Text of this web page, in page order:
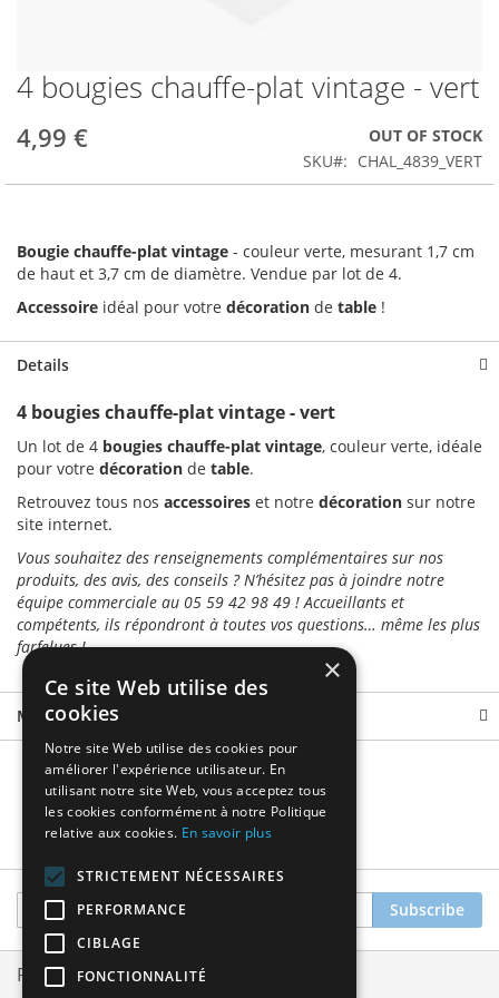
Skip
to
the
beginning
4 bougies chauffe-plat vintage - vert
4,99 €
OUT OF STOCK
SKU
CHAL_4839_VERT
Bougie chauffe-plat vintage - couleur verte, mesurant 1,7 cm
de haut et 3,7 cm de diamètre. Vendue par lot de 4.
Accessoire idéal pour votre décoration de table !
Details
4 bougies chauffe-plat vintage - vert
Un lot de 4 bougies chauffe-plat vintage, couleur verte, idéale
pour votre décoration de table.
Retrouvez tous nos accessoires et notre décoration sur notre
site internet.
Vous souhaitez des renseignements complémentaires sur nos
produits, des avis, des conseils ? N’hésitez pas à joindre notre
équipe commerciale au 05 59 42 98 49 ! Accueillants et
compétents, ils répondront à toutes vos questions… même les plus
farfelues !
More Information
Sign
Up
for
Our
Newsletter:
Subscribe
Privacy and Cookie Policy
×
Ce site Web utilise des
cookies
Notre site Web utilise des cookies pour
améliorer l'expérience utilisateur. En
utilisant notre site Web, vous acceptez tous
les cookies conformément à notre Politique
relative aux cookies. En savoir plus
STRICTEMENT NÉCESSAIRES
PERFORMANCE
CIBLAGE
FONCTIONNALITÉ